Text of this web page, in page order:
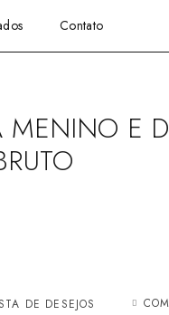
Contato
MENINO E
DE DESEJOS